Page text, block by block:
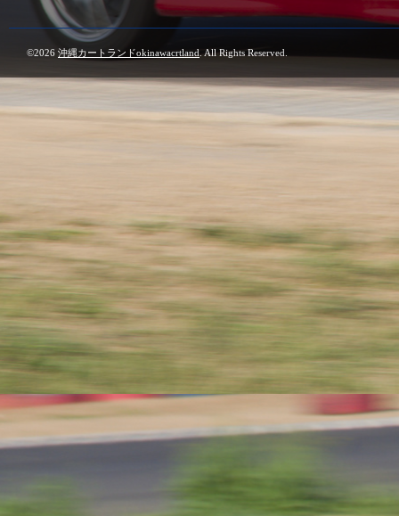
©2026 沖縄カートランドokinawacrtland . All Rights Reserved.